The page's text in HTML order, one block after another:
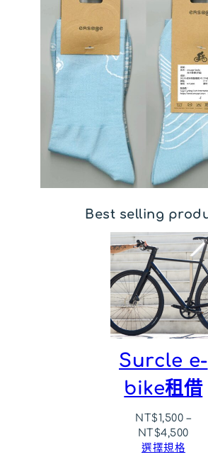
Best selling
Surcle e-
bike租借
NT$1,500 –
NT$4,500
選擇規格